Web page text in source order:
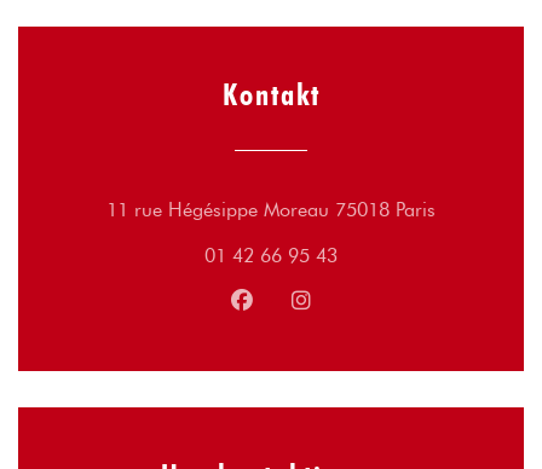
Kontakt
11 rue Hégésippe Moreau 75018 Paris
01 42 66 95 43
Facebook ((öffnet ein neues
Instagram ((öffnet ein